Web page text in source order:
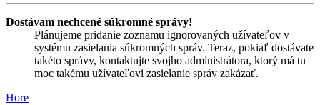
Dostávam nechcené súkromné správy!
Plánujeme pridanie zoznamu ignorovaných užívateľov v
systému zasielania súkromných správ. Teraz, pokiaľ dostávate
takéto správy, kontaktujte svojho administrátora, ktorý má tu
moc takému užívateľovi zasielanie správ zakázať.
Hore